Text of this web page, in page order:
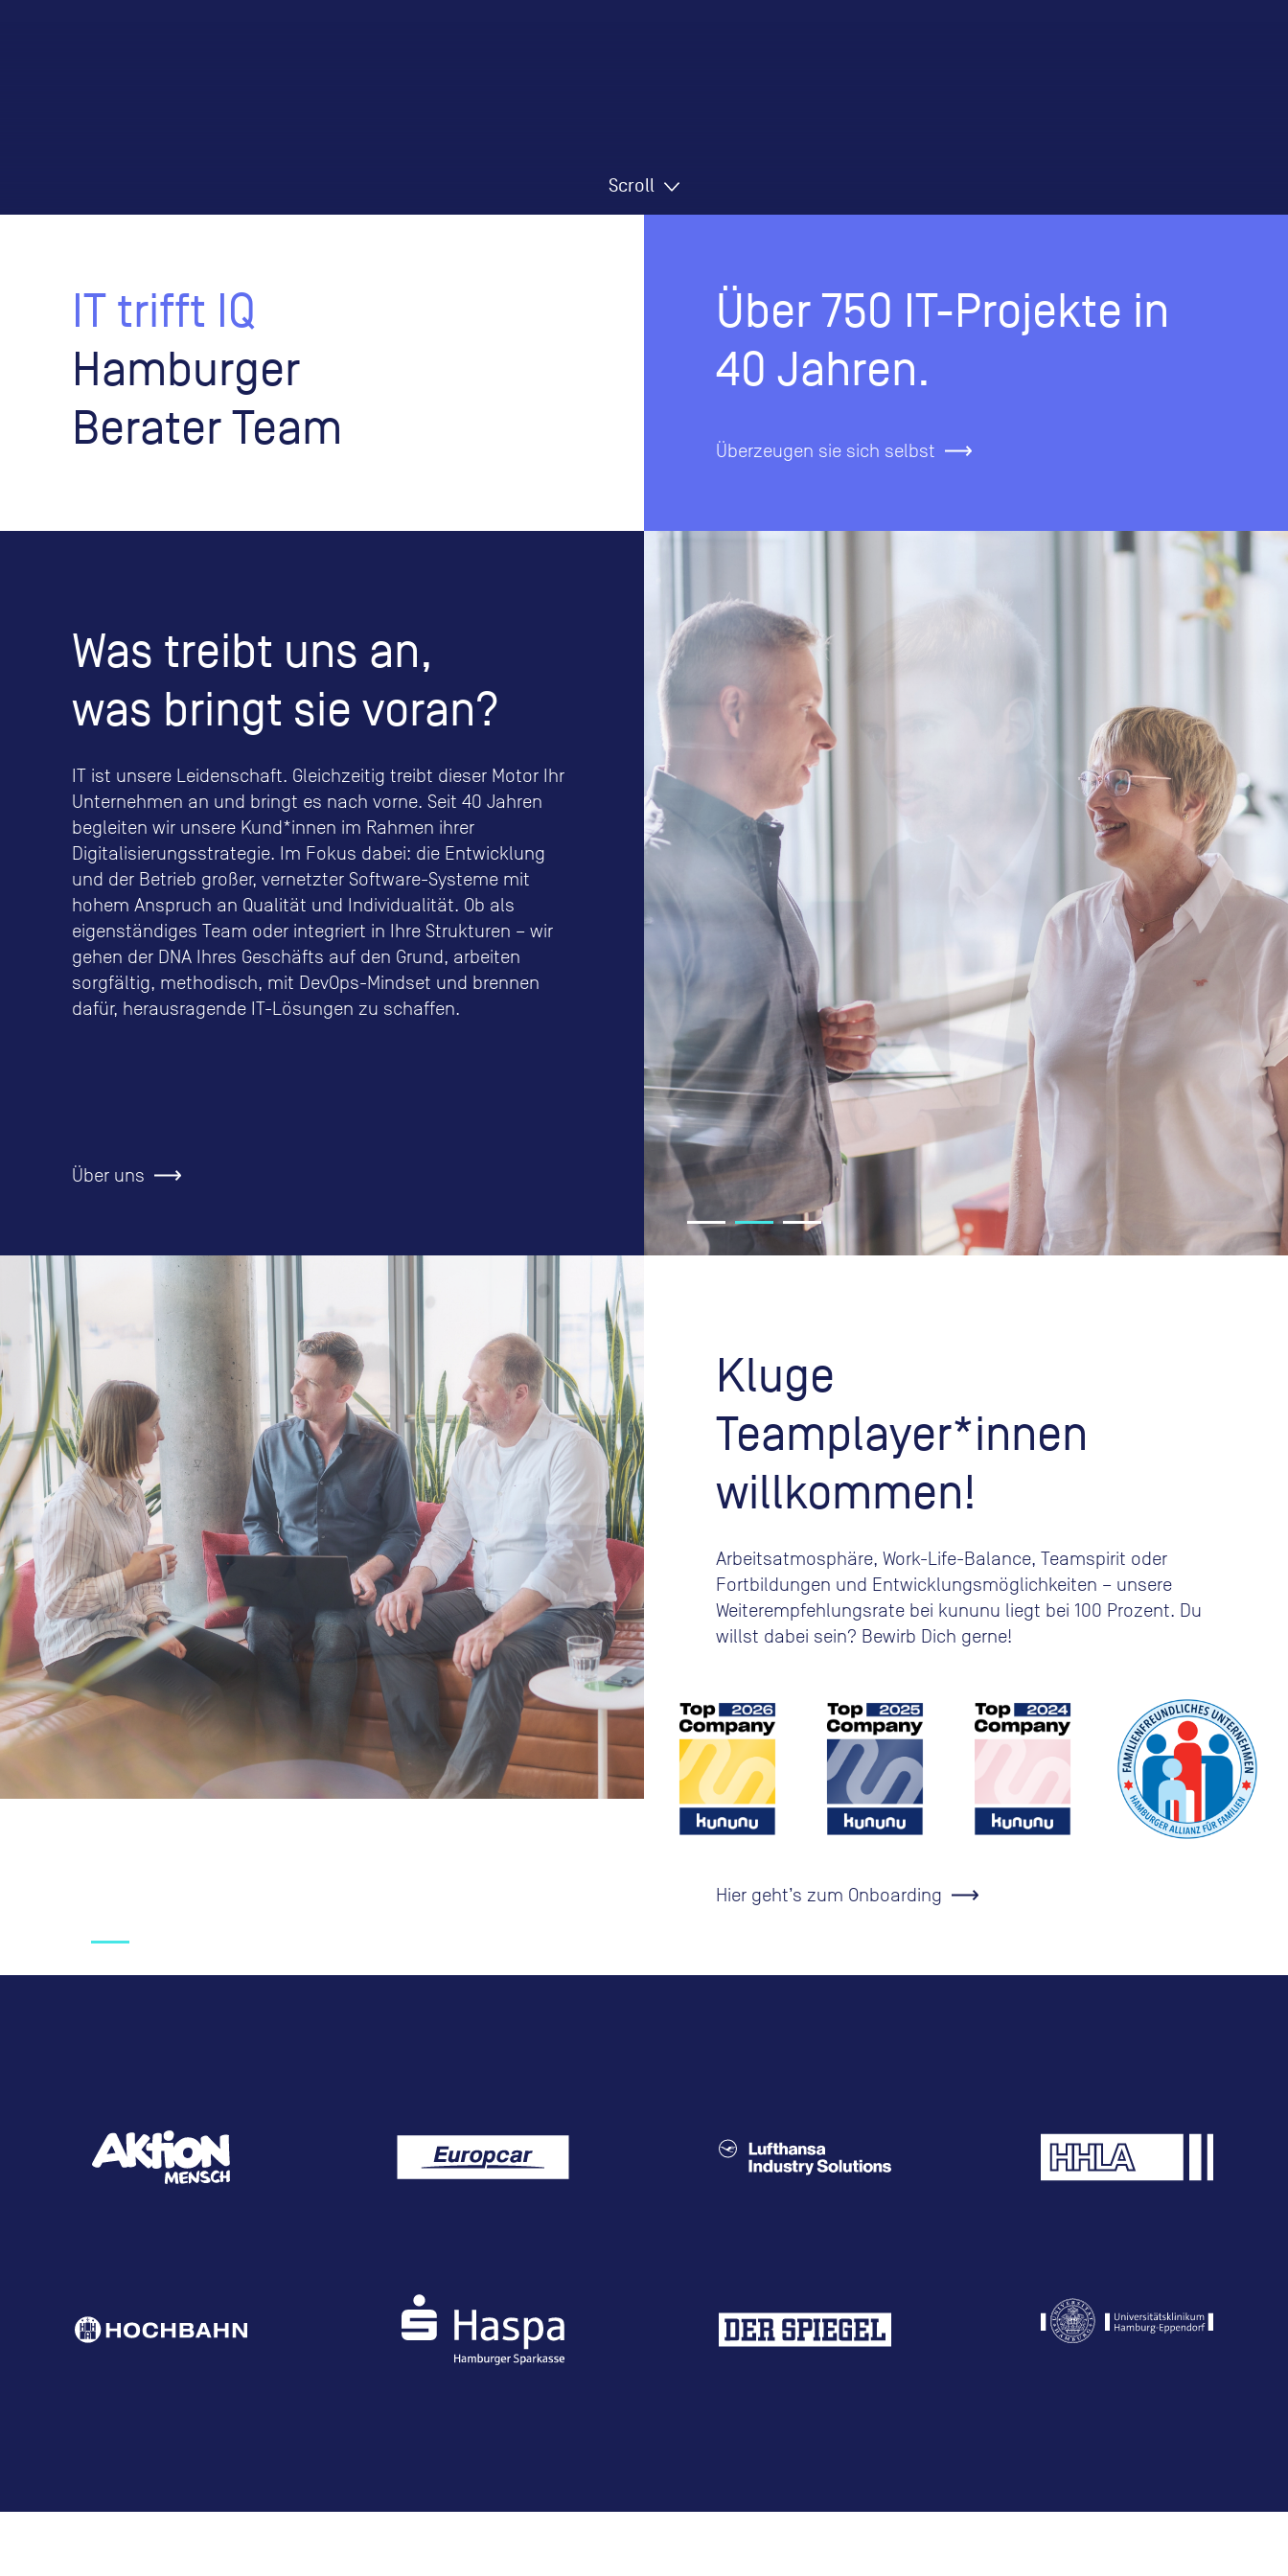
Scroll
IT trifft IQ
Hamburger
Berater Team
Über 750 IT-Projekte in
40 Jahren.
Überzeugen sie sich selbst
Was treibt uns an,
was bringt sie voran?
IT ist unsere Leidenschaft. Gleichzeitig treibt dieser Motor Ihr
Unternehmen an und bringt es nach vorne. Seit 40 Jahren
begleiten wir unsere Kund*innen im Rahmen ihrer
Digitalisierungsstrategie. Im Fokus dabei: die Entwicklung
und der Betrieb großer, vernetzter Software-Systeme mit
hohem Anspruch an Qualität und Individualität. Ob als
eigenständiges Team oder integriert in Ihre Strukturen – wir
gehen der DNA Ihres Geschäfts auf den Grund, arbeiten
sorgfältig, methodisch, mit DevOps-Mindset und brennen
dafür, herausragende IT-Lösungen zu schaffen.
Über uns
Kluge
Teamplayer*innen
willkommen!
Arbeitsatmosphäre, Work-Life-Balance, Teamspirit oder
Fortbildungen und Entwicklungsmöglichkeiten – unsere
Weiterempfehlungsrate bei kununu liegt bei 100 Prozent. Du
willst dabei sein? Bewirb Dich gerne!
Hier geht’s zum Onboarding